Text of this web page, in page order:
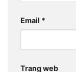
Email *
Trang web